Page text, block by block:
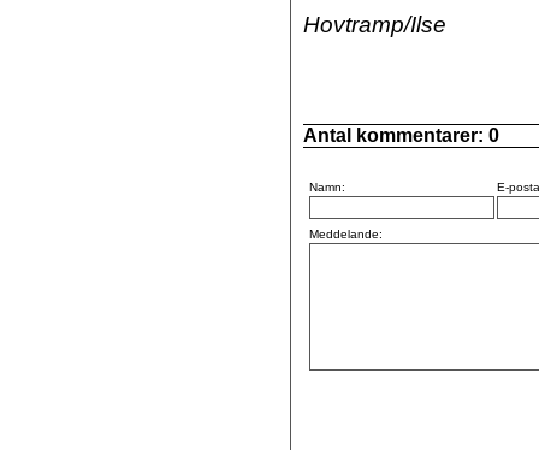
Hovtramp/Ilse
Antal kommentarer: 0
Namn: E-
Meddelande: